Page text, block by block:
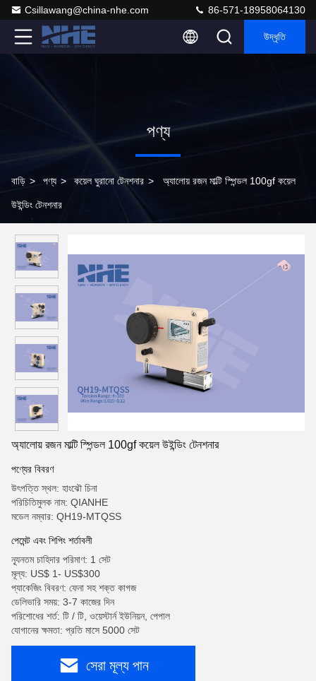
Csillawang@china-nhe.com 86-571-18958064130
উদ্ধৃতি
পণ্য
বাড়ি > পণ্য > কয়েল ঘুরানো টেনশনার > অ্যালোয় রজন মাল্টি স্পিন্ডল 100gf কয়েল
উইন্ডিং টেনশনার
অ্যালোয় রজন মাল্টি স্পিন্ডল 100gf কয়েল উইন্ডিং টেনশনার
পণ্যের বিবরণ
উৎপত্তি স্থল: হাংঝৌ চিনা
পরিচিতিমুলক নাম: QIANHE
মডেল নম্বার: QH19-MTQSS
পেমেন্ট এবং শিপিং শর্তাবলী
ন্যূনতম চাহিদার পরিমাণ: 1 সেট
মূল্য: US$ 1- US$300
প্যাকেজিং বিবরণ: ফেনা সহ শক্ত কাগজ
ডেলিভারি সময়: 3-7 কাজের দিন
পরিশোধের শর্ত: টি / টি, ওয়েস্টার্ন ইউনিয়ন, পেপাল
যোগানের ক্ষমতা: প্রতি মাসে 5000 সেট
সেরা মূল্য পান